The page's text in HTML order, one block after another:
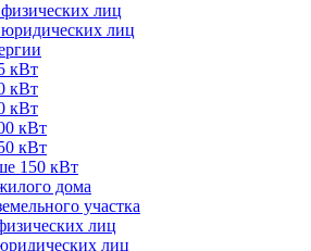
лиц
лиц
кВт
кВт
кВт
кВт
кВт
150 кВт
дома
участка
лиц
лиц